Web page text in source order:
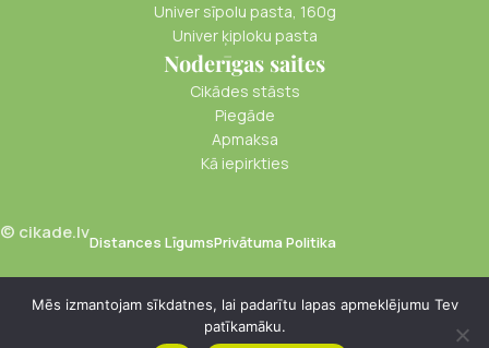
Univer sīpolu pasta, 160g
Univer ķiploku pasta
Noderīgas saites
Cikādes stāsts
Piegāde
Apmaksa
Kā iepirkties
© cikade.lvDistances LīgumsPrivātuma Politika
1.20
Mēs izmantojam sīkdatnes, lai padarītu lapas apmeklējumu Tev
patīkamāku.